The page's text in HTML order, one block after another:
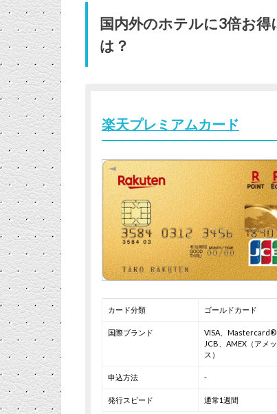
国内外のホテルに3倍お
は？
楽天プレミアムカード
カード分類 ゴールドカード
国際ブランド
VISA、Mastercard®
JCB、AMEX（アメ
ス）
申込方法 -
発行スピード 通常1週間